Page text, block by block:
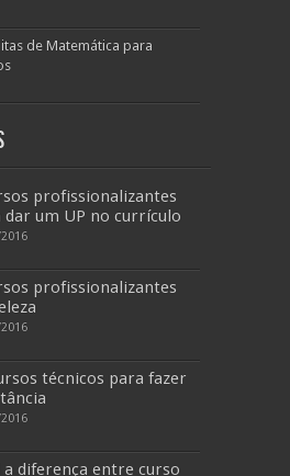
de Matemática para
profissionalizantes
dar um UP no currículo
profissionalizantes
técnicos para fazer
a diferença entre curso